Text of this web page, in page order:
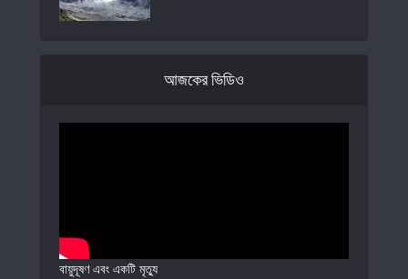
আজকের ভিডিও
বায়ুদূষণ এবং একটি মৃত্যু